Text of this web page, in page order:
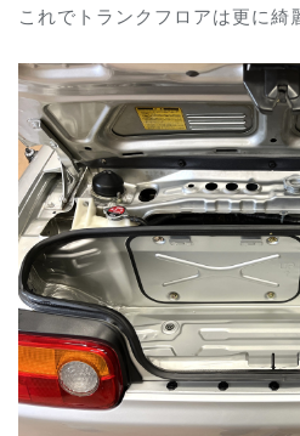
これでトランクフロアは更に綺